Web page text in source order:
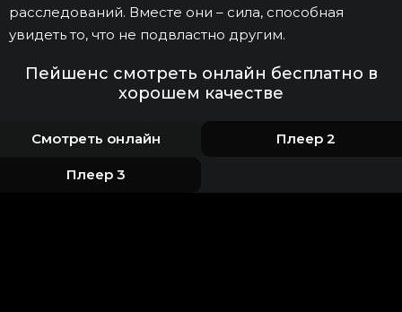
расследований. Вместе они – сила, способная
увидеть то, что не подвластно другим.
Пейшенс смотреть онлайн бесплатно в
хорошем качестве
Смотреть онлайн Плеер 2
Плеер 3